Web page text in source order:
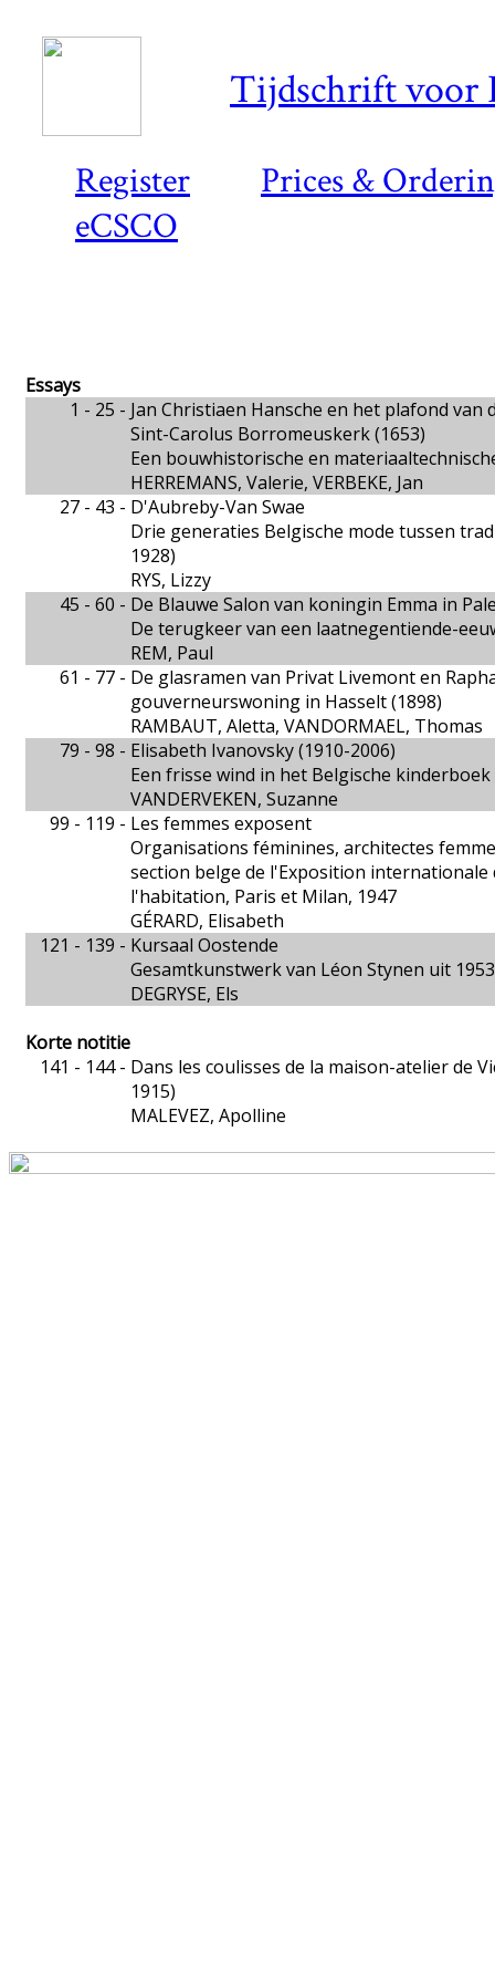
Register
Prices &
eCSCO
Tijdschrift voor
Essays
1 - 25 - Jan Christiaen Hansche en het plafond van
Sint-Carolus Borromeuskerk (1653)
Een bouwhistorische en
HERREMANS, Valerie, VERBEKE, Jan
27 - 43 - D'Aubreby-Van Swae
Drie generaties Belgische mode tussen
1928)
RYS, Lizzy
45 - 60 - De Blauwe Salon van koningin Emma in
De terugkeer van een laatnegentiende-
REM, Paul
61 - 77 - De glasramen van Privat Livemont en
gouverneurswoning in Hasselt (1898)
RAMBAUT, Aletta, VANDORMAEL, Thomas
79 - 98 - Elisabeth Ivanovsky (1910-2006)
Een frisse wind in het Belgische
VANDERVEKEN, Suzanne
99 - 119 - Les femmes exposent
Organisations féminines, architectes
section belge de l'Exposition internationale
l'habitation, Paris et Milan, 1947
GÉRARD, Elisabeth
121 - 139 - Kursaal Oostende
Gesamtkunstwerk van Léon Stynen uit
DEGRYSE, Els
Korte notitie
141 - 144 - Dans les coulisses de la maison-atelier de
1915)
MALEVEZ, Apolline